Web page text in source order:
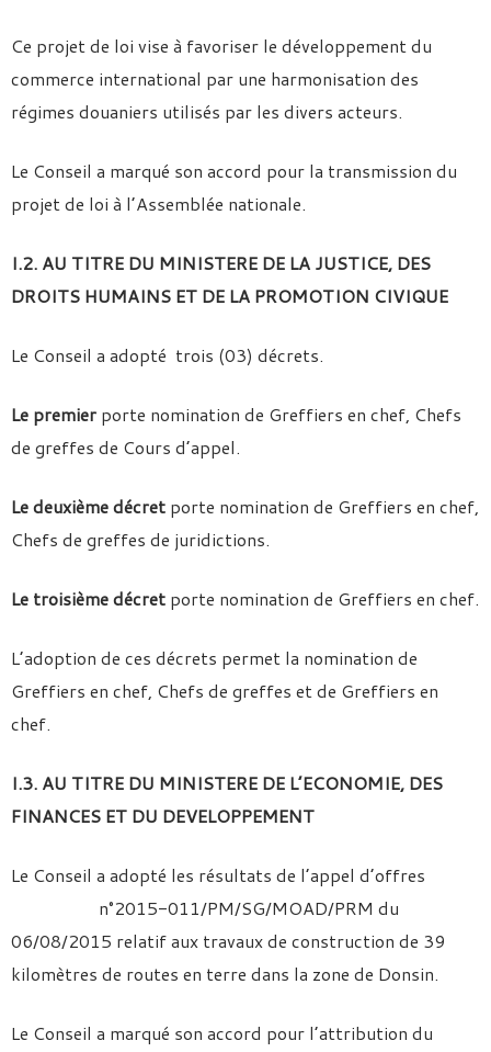
Ce projet de loi vise à favoriser le développement du
commerce international par une harmonisation des
régimes douaniers utilisés par les divers acteurs.
Le Conseil a marqué son accord pour la transmission du
projet de loi à l’Assemblée nationale.
I.2. AU TITRE DU MINISTERE DE LA JUSTICE, DES
DROITS HUMAINS ET DE LA PROMOTION CIVIQUE
Le Conseil a adopté trois (03) décrets.
Le premier porte nomination de Greffiers en chef, Chefs
de greffes de Cours d’appel.
Le deuxième décret porte nomination de Greffiers en chef,
Chefs de greffes de juridictions.
Le troisième décret porte nomination de Greffiers en chef.
L’adoption de ces décrets permet la nomination de
Greffiers en chef, Chefs de greffes et de Greffiers en
chef.
I.3. AU TITRE DU MINISTERE DE L’ECONOMIE, DES
FINANCES ET DU DEVELOPPEMENT
Le Conseil a adopté les résultats de l’appel d’offres
n°2015-011/PM/SG/MOAD/PRM du
06/08/2015 relatif aux travaux de construction de 39
kilomètres de routes en terre dans la zone de Donsin.
Le Conseil a marqué son accord pour l’attribution du